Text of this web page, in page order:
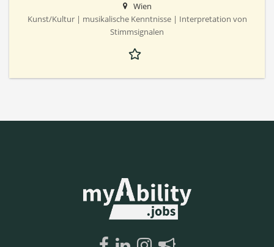
Wien
Kunst/Kultur | musikalische Kenntnisse | Interpretation von
Stimmsignalen